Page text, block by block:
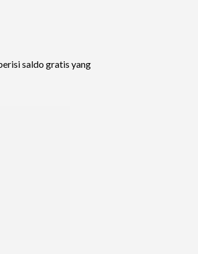
saldo gratis yang